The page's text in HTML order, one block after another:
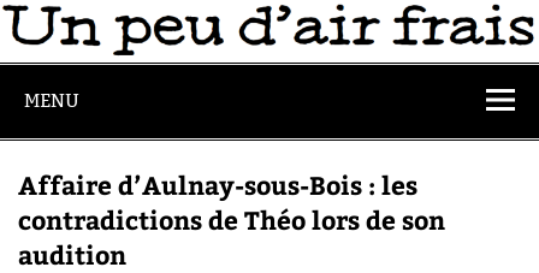
MENU
Affaire d’Aulnay-sous-Bois : les
contradictions de Théo lors de son
audition